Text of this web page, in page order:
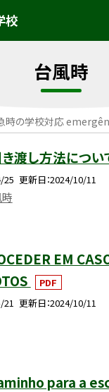
校
台風時
時の学校対応 emergên
渡し方法につい
25 更新日 2024/10/11
EM
PDF
21 更新日 2024/10/11
para a